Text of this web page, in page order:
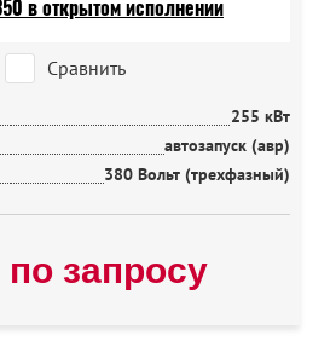
Сравнить
255 кВт
автозапуск (авр)
380 Вольт (трехфазный)
по запросу